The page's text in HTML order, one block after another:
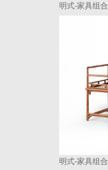
明式-家具组合
明式-家具组合